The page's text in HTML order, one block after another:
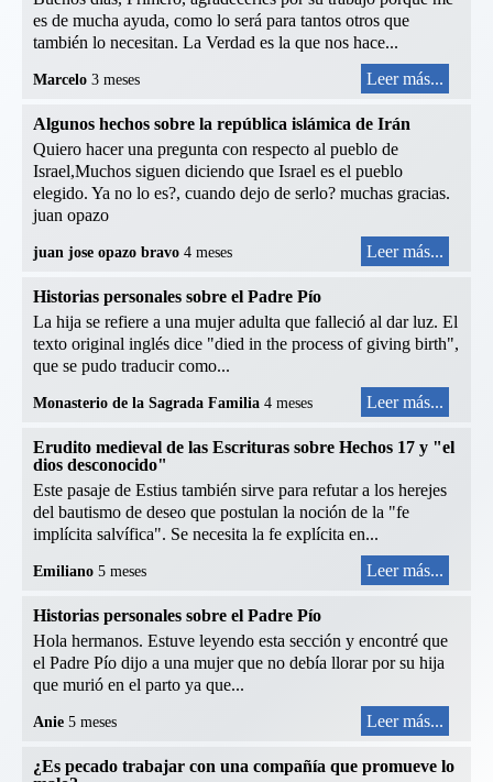
es de mucha ayuda, como lo será para tantos otros que
también lo necesitan. La Verdad es la que nos hace...
Marcelo 3 meses Leer más...
Algunos hechos sobre la república islámica de Irán
Quiero hacer una pregunta con respecto al pueblo de
Israel,Muchos siguen diciendo que Israel es el pueblo
elegido. Ya no lo es?, cuando dejo de serlo? muchas gracias.
juan opazo
juan jose opazo bravo 4 meses Leer más...
Historias personales sobre el Padre Pío
La hija se refiere a una mujer adulta que falleció al dar luz. El
texto original inglés dice "died in the process of giving birth",
que se pudo traducir como...
Monasterio de la Sagrada Familia 4 meses Leer más...
Erudito medieval de las Escrituras sobre Hechos 17 y "el
dios desconocido"
Este pasaje de Estius también sirve para refutar a los herejes
del bautismo de deseo que postulan la noción de la "fe
implícita salvífica". Se necesita la fe explícita en...
Emiliano 5 meses Leer más...
Historias personales sobre el Padre Pío
Hola hermanos. Estuve leyendo esta sección y encontré que
el Padre Pío dijo a una mujer que no debía llorar por su hija
que murió en el parto ya que...
Anie 5 meses Leer más...
¿Es pecado trabajar con una compañía que promueve lo